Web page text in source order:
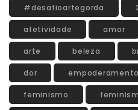
#desafioartegorda
afetividade amor
arte beleza
dor empoderamento
feminismo